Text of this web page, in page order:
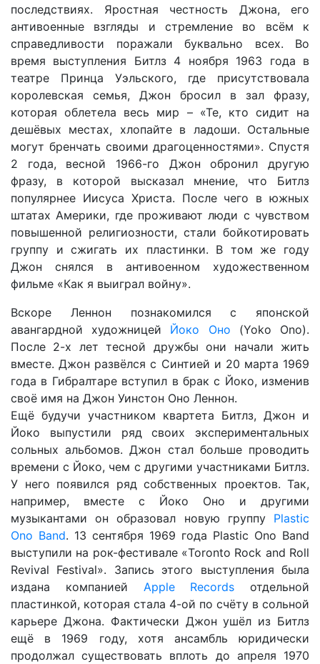
последствиях. Яростная честность Джона, его
антивоенные взгляды и стремление во всём к
справедливости поражали буквально всех. Во
время выступления Битлз 4 ноября 1963 года в
театре Принца Уэльского, где присутствовала
королевская семья, Джон бросил в зал фразу,
которая облетела весь мир – «Те, кто сидит на
дешёвых местах, хлопайте в ладоши. Остальные
могут бренчать своими драгоценностями». Спустя
2 года, весной 1966-го Джон обронил другую
фразу, в которой высказал мнение, что Битлз
популярнее Иисуса Христа. После чего в южных
штатах Америки, где проживают люди с чувством
повышенной религиозности, стали бойкотировать
группу и сжигать их пластинки. В том же году
Джон снялся в антивоенном художественном
фильме «Как я выиграл войну».
Вскоре Леннон познакомился с японской
авангардной художницей Йоко Оно (Yoko Ono).
После 2-х лет тесной дружбы они начали жить
вместе. Джон развёлся с Синтией и 20 марта 1969
года в Гибралтаре вступил в бракс Йоко, изменив
своё имя на Джон Уинстон Оно Леннон.
Ещё будучи участником квартета Битлз, Джон и
Йоко выпустили ряд своих экспериментальных
сольных альбомов. Джон стал больше проводить
времени с Йоко, чем с другими участниками Битлз.
У него появился ряд собственных проектов. Так,
например, вместе с Йоко Оно и другими
музыкантами он образовал новую группу Plastic
Ono Band. 13 сентября 1969 года Plastic Ono Band
выступили на рок-фестивале «Toronto Rock and Roll
Revival Festival». Запись этого выступления была
издана компанией Apple Records отдельной
пластинкой, которая стала 4-ой по счёту в сольной
карьере Джона. Фактически Джон ушёл из Битлз
ещё в 1969 году, хотя ансамбль юридически
продолжал существовать вплоть до апреля 1970